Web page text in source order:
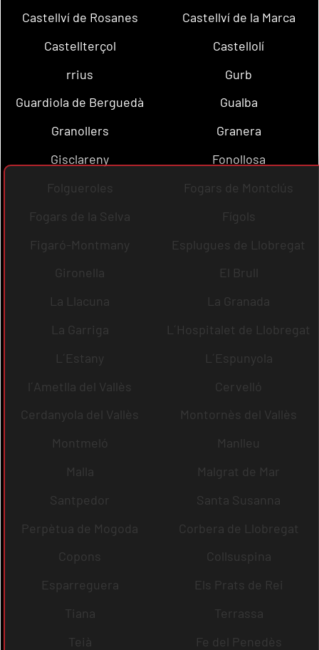
Castellví de Rosanes
Castellví de la Marca
Castellterçol
Castellolí
rrius
Gurb
Guardiola de Berguedà
Gualba
Granollers
Granera
Gisclareny
Fonollosa
Folgueroles
Fogars de Montclús
Fogars de la Selva
Fígols
Figaró-Montmany
Esplugues de Llobregat
Gironella
El Brull
La Llacuna
La Granada
La Garriga
L´Hospitalet de Llobregat
L´Estany
L´Espunyola
l´Ametlla del Vallès
Cervelló
Cerdanyola del Vallès
Montornès del Vallès
Montmeló
Manlleu
Malla
Malgrat de Mar
Santpedor
Santa Susanna
Perpètua de Mogoda
Corbera de Llobregat
Copons
Collsuspina
Esparreguera
Els Prats de Rei
Tiana
Terrassa
Teià
Fe del Penedès